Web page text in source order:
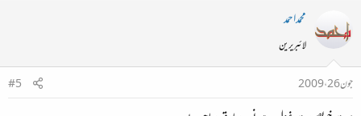
محمداحمد
لائبریرین
جون 26، 2009
#5